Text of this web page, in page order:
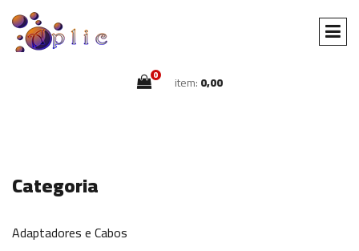
0 item:0,00
Categoria
Adaptadores e Cabos